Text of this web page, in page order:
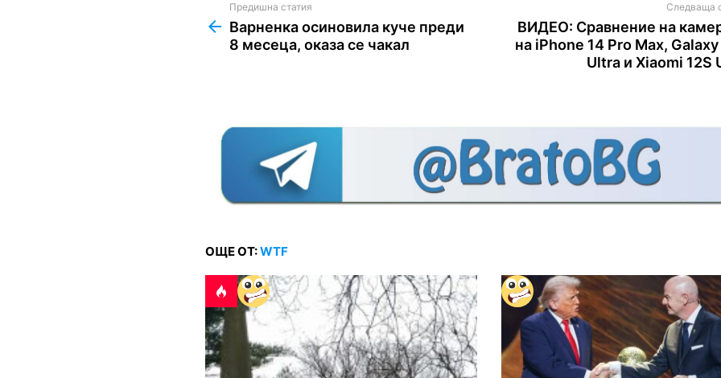
more
Предишна статия
Варненка осиновила куче преди
8 месеца, оказа се чакал
Следваща
ВИДЕО: Сравнение на
на iPhone 14 Pro Max,
Ultra и Xiaomi 12S
ОЩЕ ОТ:WTF